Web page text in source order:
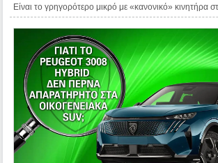
Είναι το γρηγορότερο μικρό με «κανονικό» κινητήρα